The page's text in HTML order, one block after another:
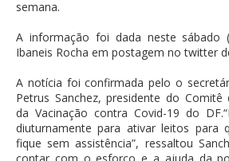
semana.
A informação foi dada neste sábado
Ibaneis Rocha em postagem no twitter
A notícia foi confirmada pelo o
Petrus Sanchez, presidente do Comitê
da Vacinação contra Covid-19 do
diuturnamente para ativar leitos para
fique sem assistência”, ressaltou